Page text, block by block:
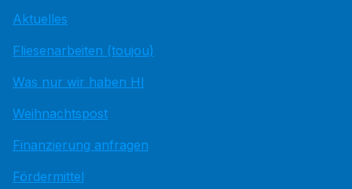
Aktuelles
Fliesenarbeiten (toujou)
Was nur wir haben HI
Weihnachtspost
Finanzierung anfragen
Fördermittel